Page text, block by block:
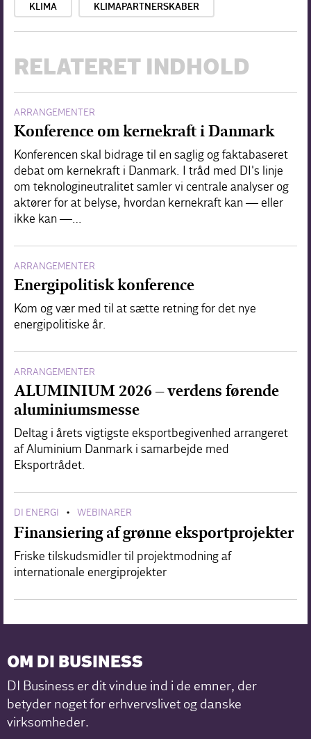
KLIMA KLIMAPARTNERSKABER
RELATERET INDHOLD
ARRANGEMENTER
Konference om kernekraft i Danmark
Konferencen skal bidrage til en saglig og faktabaseret
debat om kernekraft i Danmark. I tråd med DI's linje
om teknologineutralitet samler vi centrale analyser og
aktører for at belyse, hvordan kernekraft kan — eller
ikke kan —…
ARRANGEMENTER
Energipolitisk konference
Kom og vær med til at sætte retning for det nye
energipolitiske år.
ARRANGEMENTER
ALUMINIUM 2026 – verdens førende
aluminiumsmesse
Deltag i årets vigtigste eksportbegivenhed arrangeret
af Aluminium Danmark i samarbejde med
Eksportrådet.
DI ENERGI • WEBINARER
Finansiering af grønne eksportprojekter
Friske tilskudsmidler til projektmodning af
internationale energiprojekter
OM DI BUSINESS
DI Business er dit vindue ind i de emner, der
betyder noget for erhvervslivet og danske
virksomheder.